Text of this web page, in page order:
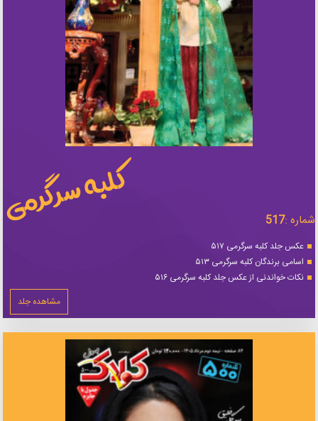
شماره :517
عکس جلد کلبه سرگرمی ۵۱۷
اسامی برندگان کلبه سرگرمی ۵۱۳
نکات خواندنی از عکس جلد کلبه سرگرمی ۵۱۶
مشاهده جلد